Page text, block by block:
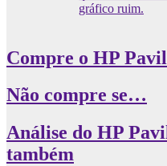
gráfico ruim.
Compre o HP
Não compre se…
Análise do HP
também